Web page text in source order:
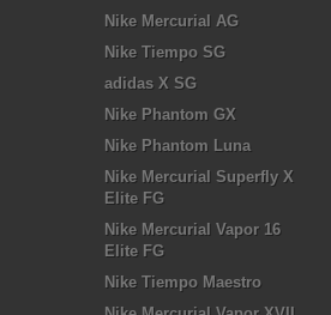
Nike Mercurial AG
Nike Tiempo SG
adidas X SG
Nike Phantom GX
Nike Phantom Luna
Nike Mercurial Superfly X
Elite FG
Nike Mercurial Vapor 16
Elite FG
Nike Tiempo Maestro